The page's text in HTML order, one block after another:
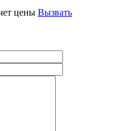
цены Вызвать